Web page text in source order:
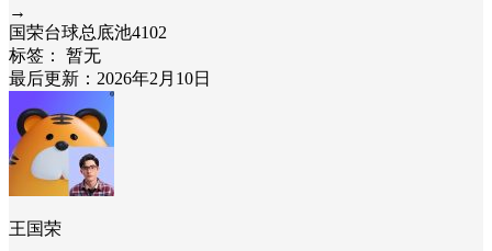
→
国荣台球总底池4102
标签：
暂无
最后更新：2026年2月10日
王国荣